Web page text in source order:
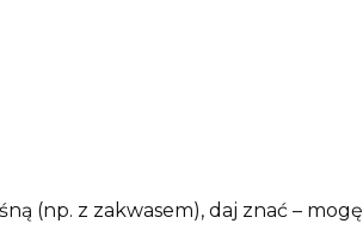
(np. z zakwasem), daj znać – mogę